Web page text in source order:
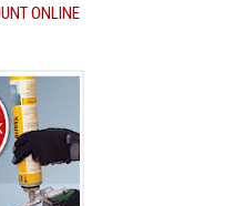
ONLINE